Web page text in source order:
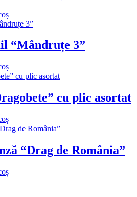
“Mândruțe 3”
cu plic asortat
“Drag de România”